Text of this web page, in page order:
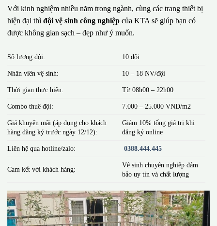
Với kinh nghiệm nhiều năm trong ngành, cùng các trang thiết bị
hiện đại thì đội vệ sinh công nghiệp của KTA sẽ giúp bạn có
được không gian sạch – đẹp như ý muốn.
Số lượng đội: 10 đội
Nhân viên vệ sinh: 10 – 18 NV/đội
Thời gian thực hiện: Từ 08h00 – 22h00
Combo thuê đội: 7.000 – 25.000 VNĐ/m2
Giá khuyến mãi (áp dụng cho khách
hàng đăng ký trước ngày 12/12):
Giảm 10% tổng giá trị khi
đăng ký online
Liên hệ qua hotline/zalo: 0388.444.445
Cam kết với khách hàng:
Vệ sinh chuyên nghiệp đảm
bảo uy tín và chất lượng